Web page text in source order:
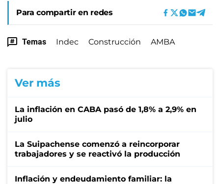
Para compartir en redes
Temas Indec Construcción AMBA
Ver más
La inflación en CABA pasó de 1,8% a 2,9% en
julio
La Suipachense comenzó a reincorporar
trabajadores y se reactivó la producción
Inflación y endeudamiento familiar: la